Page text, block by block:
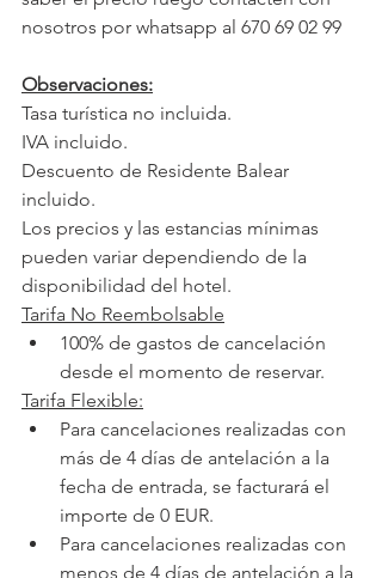
nosotros por whatsapp al 670 69 02 99
Observaciones:
Tasa turística no incluida.
IVA incluido.
Descuento de Residente Balear
incluido.
Los precios y las estancias mínimas
pueden variar dependiendo de la
disponibilidad del hotel.
Tarifa No Reembolsable
100% de gastos de cancelación
desde el momento de reservar.
Tarifa Flexible:
Para cancelaciones realizadas con
más de 4 días de antelación a la
fecha de entrada, se facturará el
importe de 0 EUR.
Para cancelaciones realizadas con
menos de 4 días de antelación a la